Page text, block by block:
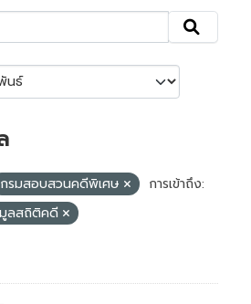
กรมสอบสวนคดีพิเศษ
การเข้าถึง:
ลสถิติคดี